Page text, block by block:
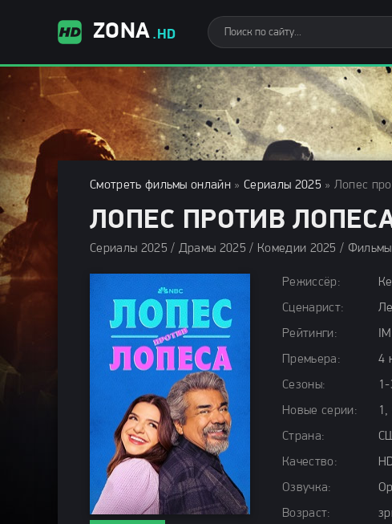
ZONA .HD
Смотреть фильмы онлайн »Сериалы 2025 » Лопес
ЛОПЕС ПРОТИВ
Сериалы 2025 / Драмы 2025 / Комедии 2025 /
Режиссёр:
Сценарист:
Рейтинги:
Премьера:
4
Сезоны:
Новые серии:
1,
Страна:
Качество:
Озвучка:
Возраст: